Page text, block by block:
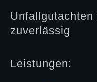
zuverlässig
Leistungen: